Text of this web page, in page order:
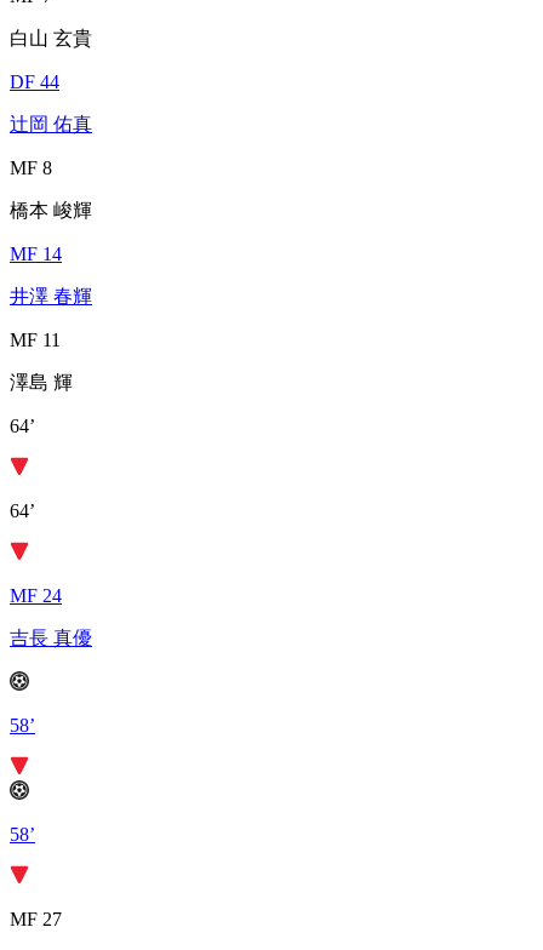
白山 玄貴
DF 44
辻岡 佑真
MF 8
橋本 峻輝
MF 14
井澤 春輝
MF 11
澤島 輝
64’
64’
MF 24
吉長 真優
58’
58’
MF 27